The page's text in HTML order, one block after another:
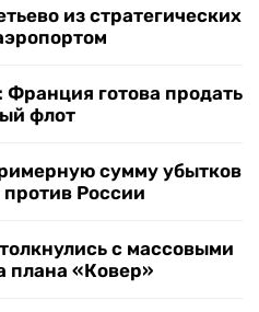
из стратегических
Франция готова продать
флот
сумму убытков
России
с массовыми
плана «Ковер»